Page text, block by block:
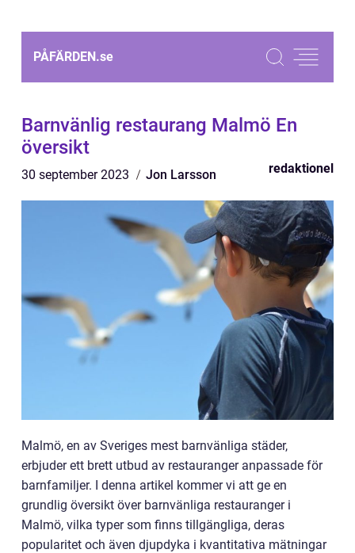
PÅFÄRDEN.se
Barnvänlig restaurang Malmö En
översikt
30 september 2023 Jon Larsson redaktionel
Malmö, en av Sveriges mest barnvänliga städer,
erbjuder ett brett utbud av restauranger anpassade för
barnfamiljer. I denna artikel kommer vi att ge en
grundlig översikt över barnvänliga restauranger i
Malmö, vilka typer som finns tillgängliga, deras
popularitet och även djupdyka i kvantitativa mätningar